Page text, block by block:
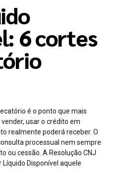
6 cortes
é o ponto que mais
usar o crédito em
realmente poderá receber. O
processual nem sempre
ou cessão. A Resolução CNJ
Disponível aquele